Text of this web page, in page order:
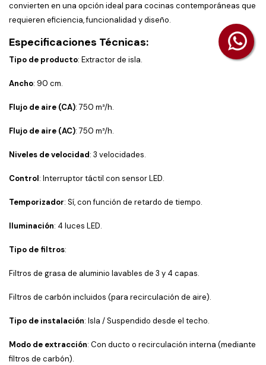
convierten en una opción ideal para cocinas contemporáneas que
requieren eficiencia, funcionalidad y diseño.
Especificaciones Técnicas:
Tipo de producto: Extractor de isla.
Ancho: 90 cm.
Flujo de aire (CA): 750 m³/h.
Flujo de aire (AC): 750 m³/h.
Niveles de velocidad: 3 velocidades.
Control: Interruptor táctil con sensor LED.
Temporizador: Sí, con función de retardo de tiempo.
Iluminación: 4 luces LED.
Tipo de filtros:
Filtros de grasa de aluminio lavables de 3 y 4 capas.
Filtros de carbón incluidos (para recirculación de aire).
Tipo de instalación: Isla / Suspendido desde el techo.
Modo de extracción: Con ducto o recirculación interna (mediante
filtros de carbón).